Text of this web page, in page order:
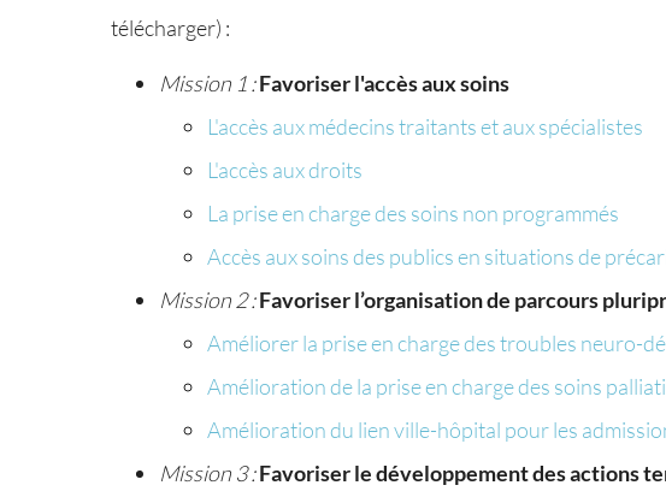
télécharger) :
Mission 1 :Favoriser l'accès aux soins
L'accès aux médecins traitants et aux spécialistes
L'accès aux droits
La prise en charge des soins non programmés
Accès aux soins des publics en situations de
Mission 2 :Favoriser l’organisation de parcours
Améliorer la prise en charge des troubles neuro-
Amélioration de la prise en charge des soins
Amélioration du lien ville-hôpital pour les
Mission 3 :Favoriser le développement des actions